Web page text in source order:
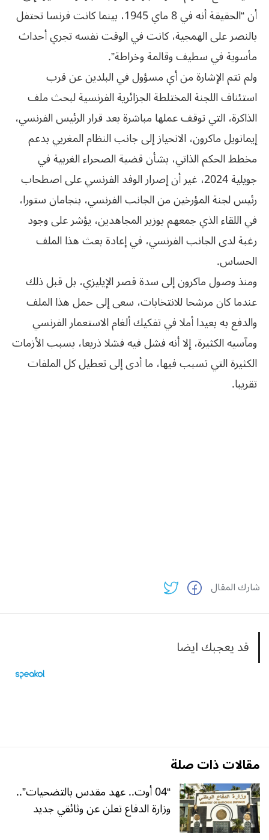
أن “الحقيقة أنه في 8 ماي 1945، بينما كانت فرنسا تحتفل
بالنصر على الهمجية، كانت في الوقت نفسه تجري أحداث
مأسوية في سطيف وقالمة وخراطة”.
ولم تتم الإشارة من أي مسؤول في البلدين عن قرب
استئناف اللجنة المختلطة الجزائرية الفرنسية لبحث ملف
الذاكرة، التي توقف عملها مباشرة بعد قرار الرئيس الفرنسي،
إيمانويل ماكرون، الانحياز إلى جانب النظام المغربي بدعم
مخطط الحكم الذاتي، بشأن قضية الصحراء الغربية في
جويلية 2024، غير أن إصرار الوفد الفرنسي على اصطحاب
رئيس لجنة المؤرخين من الجانب الفرنسي، بنجامان ستورا،
في اللقاء الذي جمعهم بوزير المجاهدين، يؤشر على وجود
رغبة لدى الجانب الفرنسي، في إعادة بعث هذا الملف
الحساس.
ومنذ وصول ماكرون إلى سدة قصر الإيليزي، بل قبل ذلك
عندما كان مرشحا للانتخابات، سعى إلى حمل هذا الملف
والدفع به بعيدا أملا في تفكيك ألغام الاستعمار الفرنسي
ومآسيه الكثيرة، إلا أنه فشل فيه فشلا ذريعا، بسبب الأزمات
الكثيرة التي تسبب فيها، ما أدى إلى تعطيل كل الملفات
تقريبا.
شارك المقال
قد يعجبك ايضا
مقالات ذات صلة
“04 أوت.. عهد مقدس بالتضحيات”..
وزارة الدفاع تعلن عن وثائقي جديد